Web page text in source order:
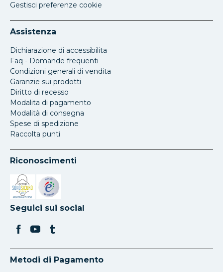
Gestisci preferenze cookie
Assistenza
Dichiarazione di accessibilita
Faq - Domande frequenti
Condizioni generali di vendita
Garanzie sui prodotti
Diritto di recesso
Modalita di pagamento
Modalità di consegna
Spese di spedizione
Raccolta punti
Riconoscimenti
Si apre in una nuova scheda
Si apre in una nuova scheda
Seguici sui social
Metodi di Pagamento